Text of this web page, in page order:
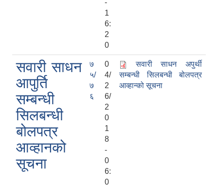
-
1
6:
2
0
सवारी साधन
आपुर्ति
सम्बन्धी
सिलबन्धी
बोलपत्र
आव्हानको
सूचना
७
५/
७
६
0
4/
2
6/
2
0
1
8
-
0
6:
0
सवारी साधन अपुर्थी
सम्बन्धी सिलबन्धी बोलपत्र
आव्हान्को सूचना